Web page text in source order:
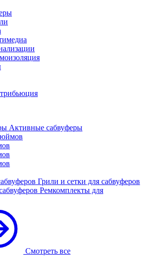
Активные сабвуферы
Грили и сетки для сабвуферов
Ремкомплекты для
Смотреть все